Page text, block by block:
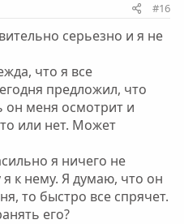
н
ы
й
г
о
о
с
#16
серьезно и я не
что я все
предложил, что
он меня осмотрит и
или нет. Может
я ничего не
к нему. Я думаю, что он
то быстро все спрячет.
его?